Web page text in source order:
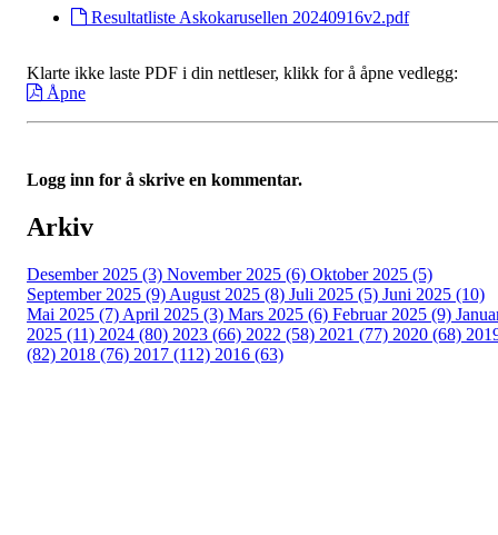
Resultatliste Askokarusellen 20240916v2.pdf
Klarte ikke laste PDF i din nettleser, klikk for å åpne vedlegg:
Åpne
Logg inn for å skrive en kommentar.
Arkiv
Desember 2025 (3) November 2025 (6) Oktober 2025 (5)
September 2025 (9) August 2025 (8) Juli 2025 (5) Juni 2025 (10)
Mai 2025 (7) April 2025 (3) Mars 2025 (6) Februar 2025 (9)
2025 (11) 2024 (80) 2023 (66) 2022 (58) 2021 (77) 2020 (68)
(82) 2018 (76) 2017 (112) 2016 (63)